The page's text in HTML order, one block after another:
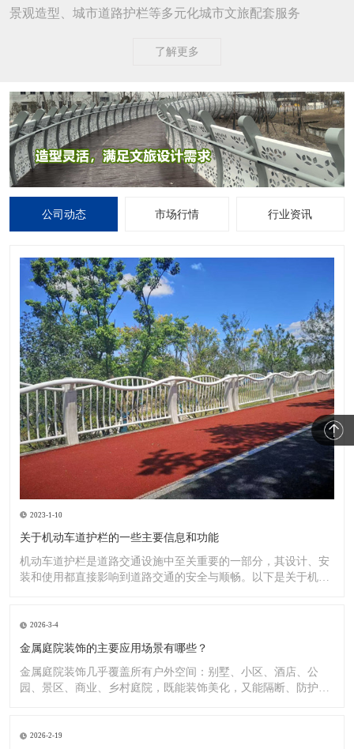
景观造型、城市道路护栏等多元化城市文旅配套服务
了解更多
公司动态 市场行情 行业资讯
2023-1-10
关于机动车道护栏的一些主要信息和功能
机动车道护栏是道路交通设施中至关重要的一部分，其设计、安
装和使用都直接影响到道路交通的安全与顺畅。以下是关于机动
2026-3-4
金属庭院装饰的主要应用场景有哪些？
金属庭院装饰几乎覆盖所有户外空间：别墅、小区、酒店、公
园、景区、商业、乡村庭院，既能装饰美化，又能隔断、防护、
2026-2-19